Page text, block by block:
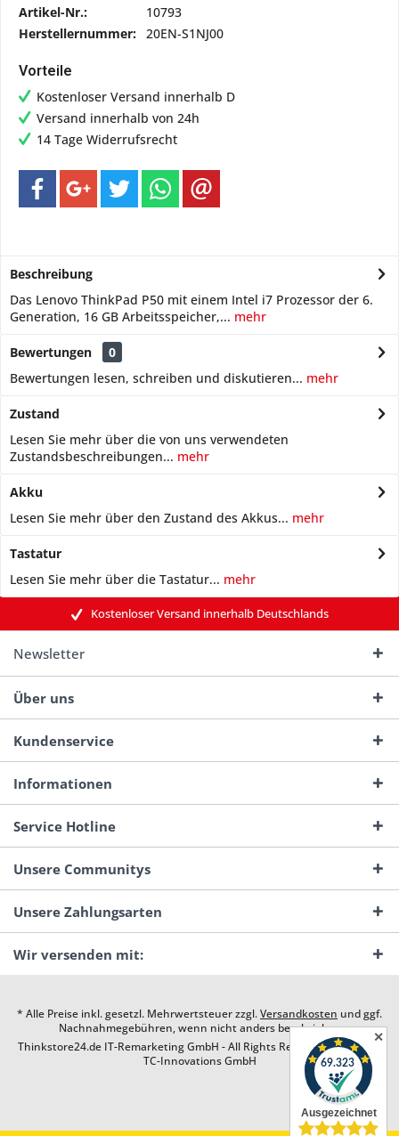
Artikel-Nr.:
10793
Herstellernummer: 20EN-S1NJ00
Vorteile
Kostenloser Versand innerhalb D
Versand innerhalb von 24h
14 Tage Widerrufsrecht
Beschreibung
Das Lenovo ThinkPad P50 mit einem Intel i7 Prozessor der 6.
Generation, 16 GB Arbeitsspeicher,... mehr
Bewertungen
0
Bewertungen lesen, schreiben und diskutieren... mehr
Zustand
Lesen Sie mehr über die von uns verwendeten
Zustandsbeschreibungen... mehr
Akku
Lesen Sie mehr über den Zustand des Akkus... mehr
Tastatur
Lesen Sie mehr über die Tastatur... mehr
Kostenloser Versand innerhalb Deutschlands
Newsletter
Über uns
Kundenservice
Informationen
Service Hotline
Unsere Communitys
Unsere Zahlungsarten
Wir versenden mit:
* Alle Preise inkl. gesetzl. Mehrwertsteuer zzgl.Versandkosten und ggf.
Nachnahmegebühren, wenn nicht anders beschrieben
Thinkstore24.de IT-Remarketing GmbH - All Rights Reserved. Design by
TC-Innovations GmbH
✕